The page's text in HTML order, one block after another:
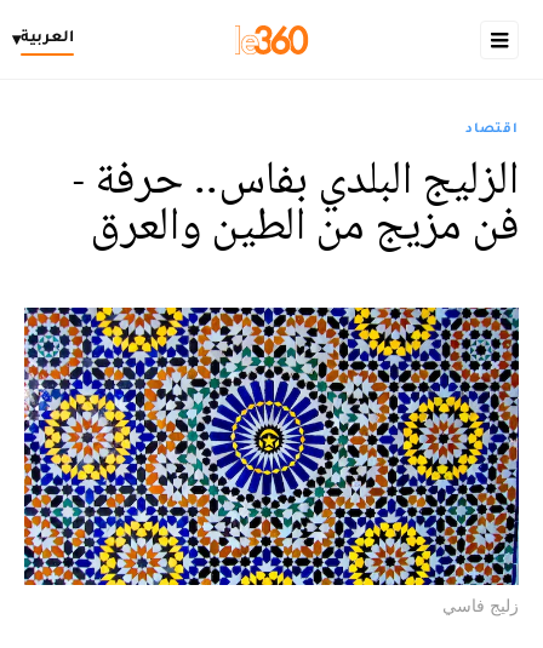
العربية▾
اقتصاد
الزليج البلدي بفاس.. حرفة -
فن مزيج من الطين والعرق
زليج فاسي